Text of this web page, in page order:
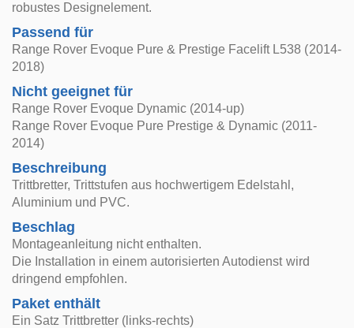
robustes Designelement.
Passend für
Range Rover Evoque Pure & Prestige Facelift L538 (2014-
2018)
Nicht geeignet für
Range Rover Evoque Dynamic (2014-up)
Range Rover Evoque Pure Prestige & Dynamic (2011-
2014)
Beschreibung
Trittbretter, Trittstufen aus hochwertigem Edelstahl,
Aluminium und PVC.
Beschlag
Montageanleitung nicht enthalten.
Die Installation in einem autorisierten Autodienst wird
dringend empfohlen.
Paket enthält
Ein Satz Trittbretter (links-rechts)